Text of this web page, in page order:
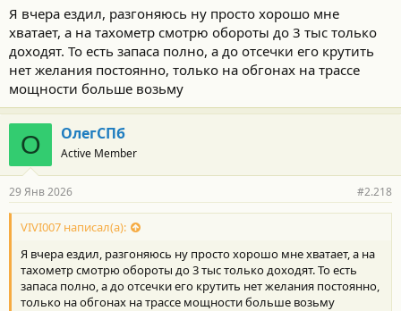
Но на прицепе тяжелее мотика лучше ничего не таскать.
Я вчера ездил, разгоняюсь ну просто хорошо мне
хватает, а на тахометр смотрю обороты до 3 тыс только
доходят. То есть запаса полно, а до отсечки его крутить
нет желания постоянно, только на обгонах на трассе
мощности больше возьму
О ОлегСПб
Active Member
29 Янв 2026 #2.218
VIVI007 написал(а):
Я вчера ездил, разгоняюсь ну просто хорошо мне хватает, а на
тахометр смотрю обороты до 3 тыс только доходят. То есть
запаса полно, а до отсечки его крутить нет желания постоянно,
только на обгонах на трассе мощности больше возьму